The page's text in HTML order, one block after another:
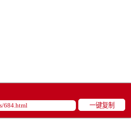
一键复制